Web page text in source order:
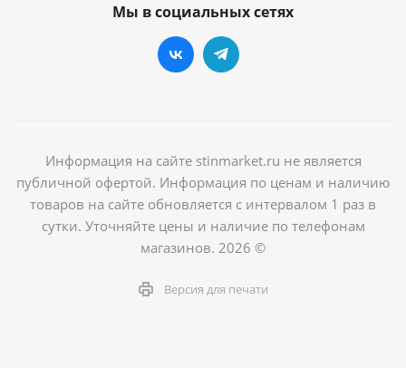
Мы в социальных сетях
Информация на сайте stinmarket.ru не является
публичной офертой. Информация по ценам и наличию
товаров на сайте обновляется с интервалом 1 раз в
сутки. Уточняйте цены и наличие по телефонам
магазинов. 2026 ©
Версия для печати